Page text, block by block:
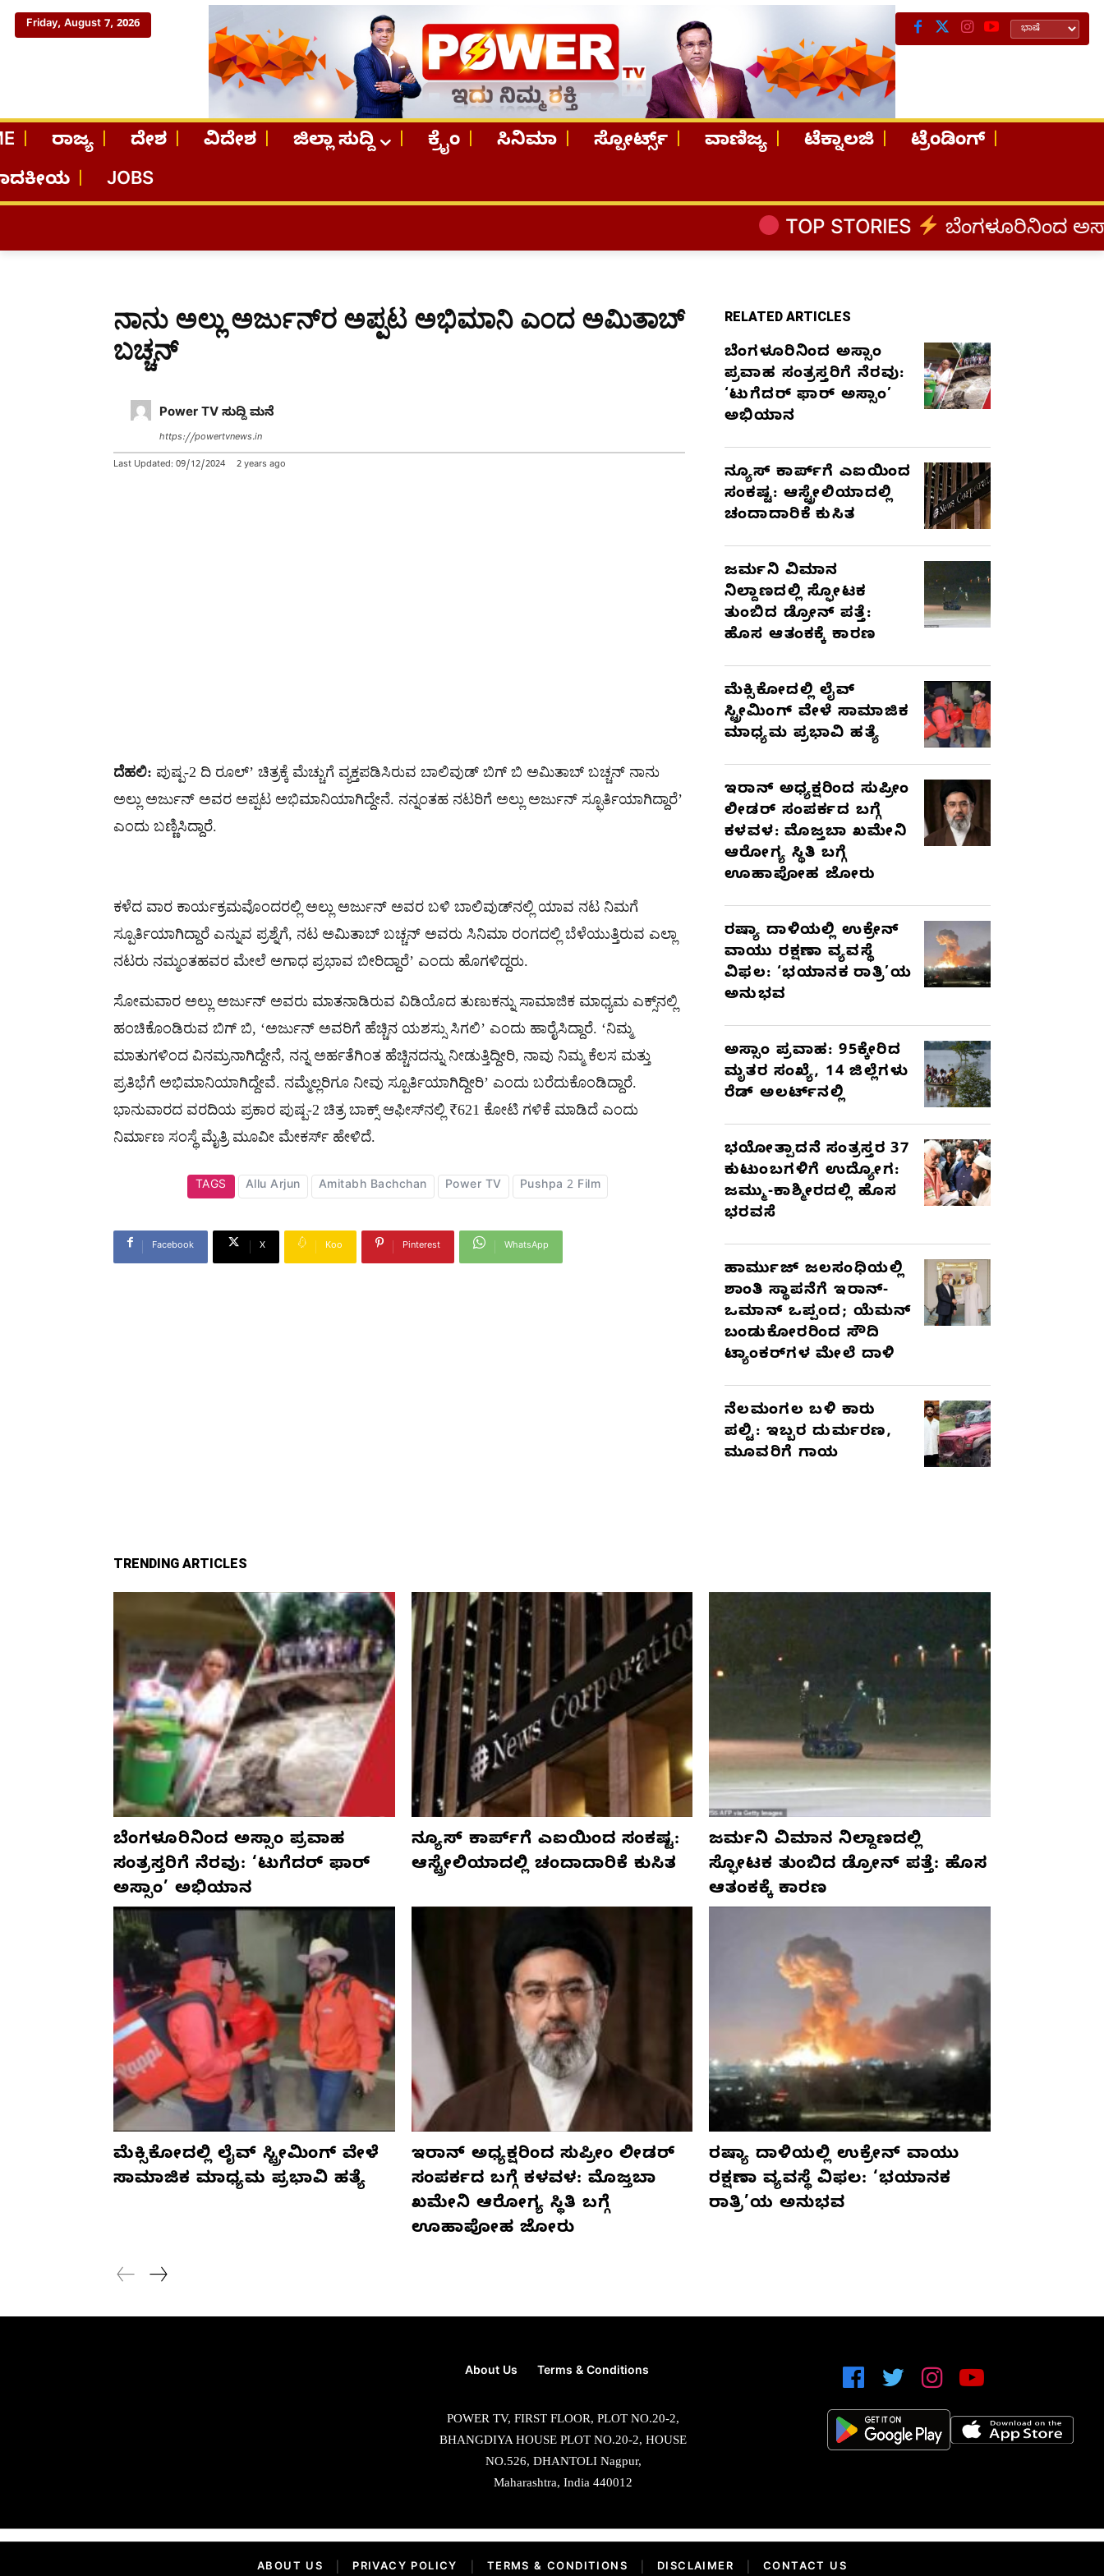
Friday, August 7, 2026
ರಾಜ್ಯ ದೇಶ ವಿದೇಶ ಜಿಲ್ಲಾ ಸುದ್ದಿ ಕ್ರೈಂ ಸಿನಿಮಾ ಸ್ಪೋರ್ಟ್ಸ್ ವಾಣಿಜ್ಯ ಟೆಕ್ನಾಲಜಿ
ಟ್ರೆಂಡಿಂಗ್
JOBS
TOP STORIES ಬೆಂಗಳೂರಿನಿಂದ ಅಸ್ಸಾಂ ಪ್ರವಾಹ
ನಾನು ಅಲ್ಲು ಅರ್ಜುನ್​ರ ಅಪ್ಪಟ ಅಭಿಮಾನಿ ಎಂದ ಅಮಿತಾಬ್
ಬಚ್ಚನ್
Power TV ಸುದ್ದಿ ಮನೆ
https://powertvnews.in
Last Updated: 09/12/2024 2 years ago
ದೆಹಲಿ: ಪುಷ್ಪ-2 ದಿ ರೂಲ್’ ಚಿತ್ರಕ್ಕೆ ಮೆಚ್ಚುಗೆ ವ್ಯಕ್ತಪಡಿಸಿರುವ ಬಾಲಿವುಡ್ ಬಿಗ್ ಬಿ ಅಮಿತಾಬ್ ಬಚ್ಚನ್ ನಾನು
ಅಲ್ಲು ಅರ್ಜುನ್‌ ಅವರ ಅಪ್ಪಟ ಅಭಿಮಾನಿಯಾಗಿದ್ದೇನೆ. ನನ್ನಂತಹ ನಟರಿಗೆ ಅಲ್ಲು ಅರ್ಜುನ್ ಸ್ಫೂರ್ತಿಯಾಗಿದ್ದಾರೆ’
ಎಂದು ಬಣ್ಣಿಸಿದ್ದಾರೆ.
ಕಳೆದ ವಾರ ಕಾರ್ಯಕ್ರಮವೊಂದರಲ್ಲಿ ಅಲ್ಲು ಅರ್ಜುನ್ ಅವರ ಬಳಿ ಬಾಲಿವುಡ್‌ನಲ್ಲಿ ಯಾವ ನಟ ನಿಮಗೆ
ಸ್ಪೂರ್ತಿಯಾಗಿದ್ದಾರೆ ಎನ್ನುವ ಪ್ರಶ್ನೆಗೆ, ನಟ ಅಮಿತಾಬ್ ಬಚ್ಚನ್ ಅವರು ಸಿನಿಮಾ ರಂಗದಲ್ಲಿ ಬೆಳೆಯುತ್ತಿರುವ ಎಲ್ಲಾ
ನಟರು ನಮ್ಮಂತಹವರ ಮೇಲೆ ಅಗಾಧ ಪ್ರಭಾವ ಬೀರಿದ್ದಾರೆ’ ಎಂದು ಹೊಗಳಿದ್ದರು.
ಸೋಮವಾರ ಅಲ್ಲು ಅರ್ಜುನ್ ಅವರು ಮಾತನಾಡಿರುವ ವಿಡಿಯೊದ ತುಣುಕನ್ನು ಸಾಮಾಜಿಕ ಮಾಧ್ಯಮ ಎಕ್ಸ್‌ನಲ್ಲಿ
ಹಂಚಿಕೊಂಡಿರುವ ಬಿಗ್ ಬಿ, ‘ಅರ್ಜುನ್ ಅವರಿಗೆ ಹೆಚ್ಚಿನ ಯಶಸ್ಸು ಸಿಗಲಿ’ ಎಂದು ಹಾರೈಸಿದ್ದಾರೆ. ‘ನಿಮ್ಮ
ಮಾತುಗಳಿಂದ ವಿನಮ್ರನಾಗಿದ್ದೇನೆ, ನನ್ನ ಅರ್ಹತೆಗಿಂತ ಹೆಚ್ಚಿನದನ್ನು ನೀಡುತ್ತಿದ್ದೀರಿ, ನಾವು ನಿಮ್ಮ ಕೆಲಸ ಮತ್ತು
ಪ್ರತಿಭೆಗೆ ಅಭಿಮಾನಿಯಾಗಿದ್ದೇವೆ. ನಮ್ಮೆಲ್ಲರಿಗೂ ನೀವು ಸ್ಪೂರ್ತಿಯಾಗಿದ್ದೀರಿ’ ಎಂದು ಬರೆದುಕೊಂಡಿದ್ದಾರೆ.
ಭಾನುವಾರದ ವರದಿಯ ಪ್ರಕಾರ ಪುಷ್ಪ-2 ಚಿತ್ರ ಬಾಕ್ಸ್ ಆಫೀಸ್‌ನಲ್ಲಿ ₹621 ಕೋಟಿ ಗಳಿಕೆ ಮಾಡಿದೆ ಎಂದು
ನಿರ್ಮಾಣ ಸಂಸ್ಥೆ ಮೈತ್ರಿ ಮೂವೀ ಮೇಕರ್ಸ್ ಹೇಳಿದೆ.
TAGS Allu Arjun Amitabh Bachchan Power TV Pushpa 2 Film
Facebook X Koo Pinterest WhatsApp
RELATED ARTICLES
ಬೆಂಗಳೂರಿನಿಂದ ಅಸ್ಸಾಂ
ಪ್ರವಾಹ ಸಂತ್ರಸ್ತರಿಗೆ ನೆರವು:
‘ಟುಗೆದರ್ ಫಾರ್ ಅಸ್ಸಾಂ’
ಅಭಿಯಾನ
ನ್ಯೂಸ್ ಕಾರ್ಪ್‌ಗೆ ಎಐಯಿಂದ
ಸಂಕಷ್ಟ: ಆಸ್ಟ್ರೇಲಿಯಾದಲ್ಲಿ
ಚಂದಾದಾರಿಕೆ ಕುಸಿತ
ಜರ್ಮನಿ ವಿಮಾನ
ನಿಲ್ದಾಣದಲ್ಲಿ ಸ್ಫೋಟಕ
ತುಂಬಿದ ಡ್ರೋನ್ ಪತ್ತೆ:
ಹೊಸ ಆತಂಕಕ್ಕೆ ಕಾರಣ
ಮೆಕ್ಸಿಕೋದಲ್ಲಿ ಲೈವ್
ಸ್ಟ್ರೀಮಿಂಗ್ ವೇಳೆ ಸಾಮಾಜಿಕ
ಮಾಧ್ಯಮ ಪ್ರಭಾವಿ ಹತ್ಯೆ
ಇರಾನ್ ಅಧ್ಯಕ್ಷರಿಂದ ಸುಪ್ರೀಂ
ಲೀಡರ್ ಸಂಪರ್ಕದ ಬಗ್ಗೆ
ಕಳವಳ: ಮೊಜ್ತಬಾ ಖಮೇನಿ
ಆರೋಗ್ಯ ಸ್ಥಿತಿ ಬಗ್ಗೆ
ಊಹಾಪೋಹ ಜೋರು
ರಷ್ಯಾ ದಾಳಿಯಲ್ಲಿ ಉಕ್ರೇನ್
ವಾಯು ರಕ್ಷಣಾ ವ್ಯವಸ್ಥೆ
ವಿಫಲ: ‘ಭಯಾನಕ ರಾತ್ರಿ’ಯ
ಅನುಭವ
ಅಸ್ಸಾಂ ಪ್ರವಾಹ: 95ಕ್ಕೇರಿದ
ಮೃತರ ಸಂಖ್ಯೆ, 14 ಜಿಲ್ಲೆಗಳು
ರೆಡ್ ಅಲರ್ಟ್‌ನಲ್ಲಿ
ಭಯೋತ್ಪಾದನೆ ಸಂತ್ರಸ್ತರ 37
ಕುಟುಂಬಗಳಿಗೆ ಉದ್ಯೋಗ:
ಜಮ್ಮು-ಕಾಶ್ಮೀರದಲ್ಲಿ ಹೊಸ
ಭರವಸೆ
ಹಾರ್ಮುಜ್ ಜಲಸಂಧಿಯಲ್ಲಿ
ಶಾಂತಿ ಸ್ಥಾಪನೆಗೆ ಇರಾನ್-
ಒಮಾನ್ ಒಪ್ಪಂದ; ಯೆಮನ್
ಬಂಡುಕೋರರಿಂದ ಸೌದಿ
ಟ್ಯಾಂಕರ್‌ಗಳ ಮೇಲೆ ದಾಳಿ
ನೆಲಮಂಗಲ ಬಳಿ ಕಾರು
ಪಲ್ಟಿ: ಇಬ್ಬರ ದುರ್ಮರಣ,
ಮೂವರಿಗೆ ಗಾಯ
TRENDING ARTICLES
ಬೆಂಗಳೂರಿನಿಂದ ಅಸ್ಸಾಂ ಪ್ರವಾಹ
ಸಂತ್ರಸ್ತರಿಗೆ ನೆರವು: ‘ಟುಗೆದರ್ ಫಾರ್
ಅಸ್ಸಾಂ’ ಅಭಿಯಾನ
ನ್ಯೂಸ್ ಕಾರ್ಪ್‌ಗೆ ಎಐಯಿಂದ ಸಂಕಷ್ಟ:
ಆಸ್ಟ್ರೇಲಿಯಾದಲ್ಲಿ ಚಂದಾದಾರಿಕೆ ಕುಸಿತ
ಜರ್ಮನಿ ವಿಮಾನ ನಿಲ್ದಾಣದಲ್ಲಿ
ಸ್ಫೋಟಕ ತುಂಬಿದ ಡ್ರೋನ್ ಪತ್ತೆ: ಹೊಸ
ಆತಂಕಕ್ಕೆ ಕಾರಣ
ಮೆಕ್ಸಿಕೋದಲ್ಲಿ ಲೈವ್ ಸ್ಟ್ರೀಮಿಂಗ್ ವೇಳೆ
ಸಾಮಾಜಿಕ ಮಾಧ್ಯಮ ಪ್ರಭಾವಿ ಹತ್ಯೆ
ಇರಾನ್ ಅಧ್ಯಕ್ಷರಿಂದ ಸುಪ್ರೀಂ ಲೀಡರ್
ಸಂಪರ್ಕದ ಬಗ್ಗೆ ಕಳವಳ: ಮೊಜ್ತಬಾ
ಖಮೇನಿ ಆರೋಗ್ಯ ಸ್ಥಿತಿ ಬಗ್ಗೆ
ಊಹಾಪೋಹ ಜೋರು
ರಷ್ಯಾ ದಾಳಿಯಲ್ಲಿ ಉಕ್ರೇನ್ ವಾಯು
ರಕ್ಷಣಾ ವ್ಯವಸ್ಥೆ ವಿಫಲ: ‘ಭಯಾನಕ
ರಾತ್ರಿ’ಯ ಅನುಭವ
About Us Terms & Conditions
POWER TV, FIRST FLOOR, PLOT NO.20-2,
BHANGDIYA HOUSE PLOT NO.20-2, HOUSE
NO.526, DHANTOLI Nagpur,
Maharashtra, India 440012
ABOUT US PRIVACY POLICY TERMS & CONDITIONS DISCLAIMER CONTACT US